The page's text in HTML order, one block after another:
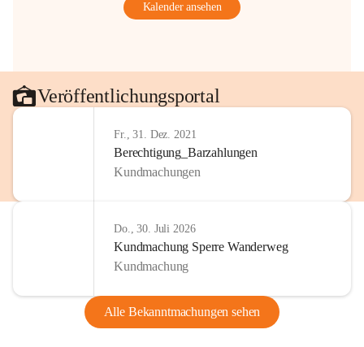
Kalender ansehen
Veröffentlichungsportal
Fr., 31. Dez. 2021
Berechtigung_Barzahlungen
Kundmachungen
Do., 30. Juli 2026
Kundmachung Sperre Wanderweg
Kundmachung
Alle Bekanntmachungen sehen